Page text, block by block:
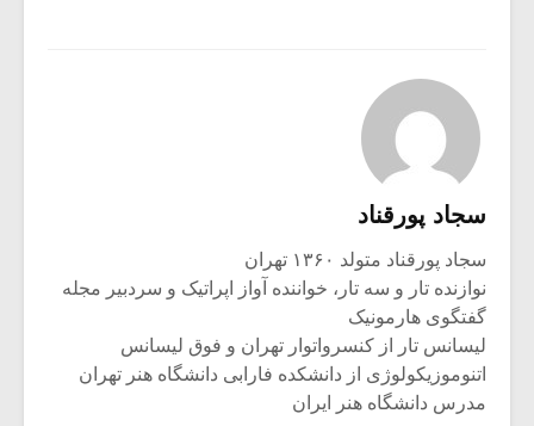
سجاد پورقناد
سجاد پورقناد متولد ۱۳۶۰ تهران
نوازنده تار و سه تار، خواننده آواز اپراتیک و سردبیر مجله
گفتگوی هارمونیک
لیسانس تار از کنسرواتوار تهران و فوق لیسانس
اتنوموزیکولوژی از دانشکده فارابی دانشگاه هنر تهران
مدرس دانشگاه هنر ایران